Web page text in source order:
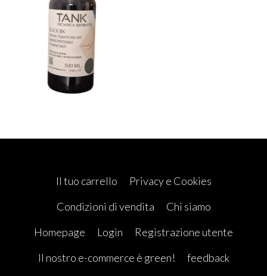
Il tuo carrello
Privacy e Cookies
Condizioni di vendita
Chi siamo
Homepage
Login
Registrazione utente
Il nostro e-commerce è green!
feedback